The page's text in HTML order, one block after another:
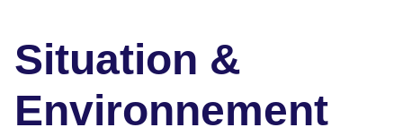
Situation &
Environnement